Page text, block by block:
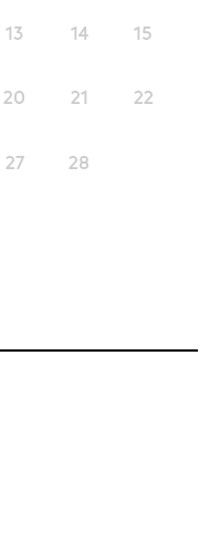
13 14 15
20 21 22
27 28